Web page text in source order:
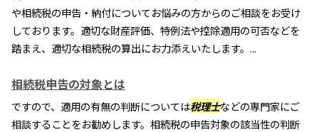
や相続税の申告・納付についてお悩みの方からのご相談をお受け
しております。適切な財産評価、特例法や控除適用の可否などを
踏まえ、適切な相続税の算出にお力添えいたします。...
相続税申告の対象とは
ですので、適用の有無の判断については税理士などの専門家にご
相談することをお勧めします。相続税の申告対象の該当性の判断